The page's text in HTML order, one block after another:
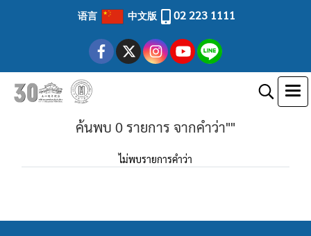
语言 中文版 02 223 1111
ค้นพบ 0 รายการ จากคำว่า""
ไม่พบรายการคำว่า